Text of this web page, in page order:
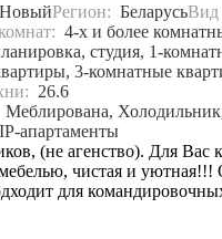
НовыйРегион: БеларусьВид
4-х и более
студия, 1-
3-комнатные
26.6
Меблирована,
апартаменты
(не агенство). Для Вас
чистая и уютная!!!
для